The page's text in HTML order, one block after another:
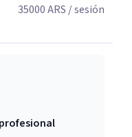
35000ARS / sesión